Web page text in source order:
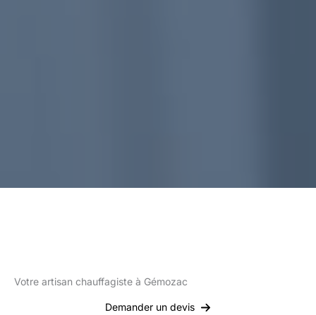
Votre artisan chauffagiste à Gémozac
Demander un devis